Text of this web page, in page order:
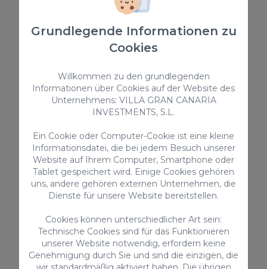
/ Nacht
Meloneras Hills 19
Villa Meloneras Hills 19 ist ein luxuriöses Anwesen
privatem Pool, das in der eleganten Gegend von
Meloneras im Süden Gran Canarias liegt.
8 4 3.5
280m 2
Grundlegende Informationen zu
Cookies
Willkommen zu den grundlegenden
Informationen über Cookies auf der Website des
Unternehmens: VILLA GRAN CANARIA
INVESTMENTS, S.L.
Ein Cookie oder Computer-Cookie ist eine kleine
Informationsdatei, die bei jedem Besuch unserer
Website auf Ihrem Computer, Smartphone oder
Tablet gespeichert wird. Einige Cookies gehören
uns, andere gehören externen Unternehmen, die
Dienste für unsere Website bereitstellen.
Cookies können unterschiedlicher Art sein:
Technische Cookies sind für das Funktionieren
unserer Website notwendig, erfordern keine
Genehmigung durch Sie und sind die einzigen, die